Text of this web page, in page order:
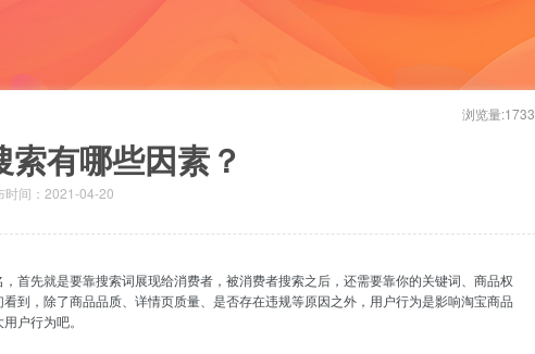
浏览量:1733
有哪些因素？
时间：2021-04-20
首先就是要靠搜索词展现给消费者，被消费者搜索之后，还需要靠你的关键词、商品权
到，除了商品品质、详情页质量、是否存在违规等原因之外，用户行为是影响淘宝商品
户行为吧。